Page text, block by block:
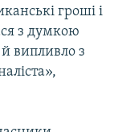
гроші і
з думкою
й випливло з